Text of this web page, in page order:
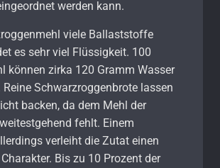
werden kann.
viele Ballaststoffe
es sehr viel Flüssigkeit. 100
können zirka 120 Gramm Wasser
Schwarzroggenbrote lassen
backen, da dem Mehl der
fehlt. Einem
verleiht die Zutat einen
Bis zu 10 Prozent der